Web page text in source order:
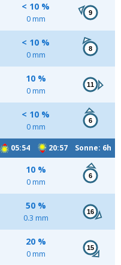
< 10 %
0 mm
9
< 10 %
0 mm
8
10 %
0 mm
11
< 10 %
0 mm
6
05:54 20:57 Sonne: 6h
10 %
0 mm
6
50 %
0.3 mm
16
20 %
0 mm
15